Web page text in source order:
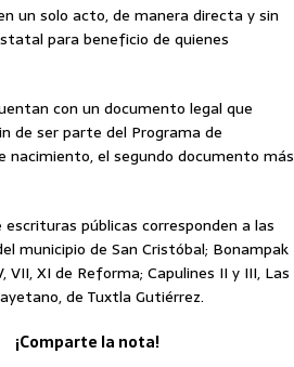
un solo acto, de manera directa y sin
para beneficio de quienes
con un documento legal que
de ser parte del Programa de
nacimiento, el segundo documento más
públicas corresponden a las
municipio de San Cristóbal; Bonampak
VII, XI de Reforma; Capulines II y III, Las
de Tuxtla Gutiérrez.
¡Comparte la nota!